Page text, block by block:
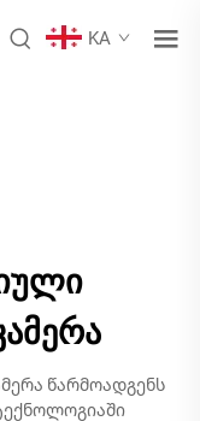
KA
წარმოადგენს